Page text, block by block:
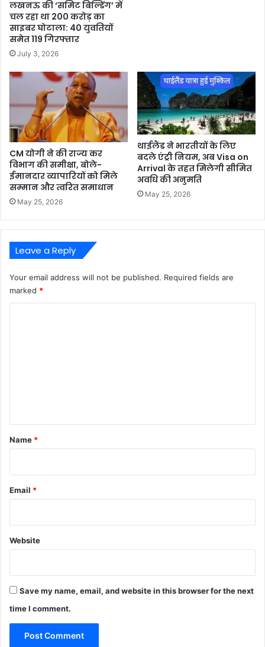
लखनऊ की ‘समिट बिल्डिंग’ में
चल रहा था 200 करोड़ का
साइबर घोटाला: 40 युवतियों
समेत 119 गिरफ्तार
July 3, 2026
CM योगी ने की राज्य कर
विभाग की समीक्षा, बोले-
ईमानदार व्यापारियों को मिले
सम्मान और त्वरित समाधान
May 25, 2026
थाईलैंड ने भारतीयों के लिए
बदले एंट्री नियम, अब Visa on
Arrival के तहत मिलेगी सीमित
अवधि की अनुमति
May 25, 2026
Leave a Reply
Your email address will not be published. Required fields are
marked *
*
Name *
Email *
Website
Save my name, email, and website in this browser for the next
time I comment.